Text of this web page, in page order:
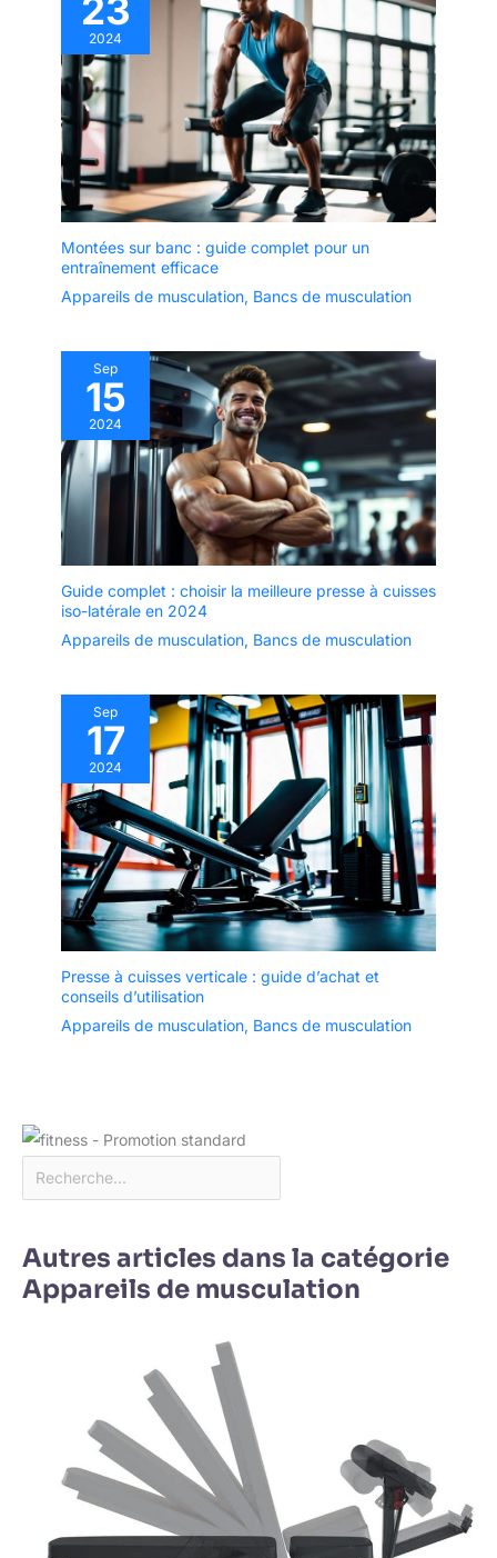
23
2024
Montées sur banc : guide complet pour un
entraînement efficace
Appareils de musculation, Bancs de musculation
Sep
15
2024
Guide complet : choisir la meilleure presse à cuisses
iso-latérale en 2024
Appareils de musculation, Bancs de musculation
Sep
17
2024
Presse à cuisses verticale : guide d’achat et
conseils d’utilisation
Appareils de musculation, Bancs de musculation
Autres articles dans la catégorie
Appareils de musculation